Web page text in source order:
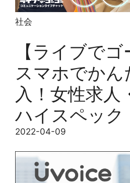
社会
【ライブでゴ
スマホでかん
入！女性求人
ハイスペック
2022-04-09